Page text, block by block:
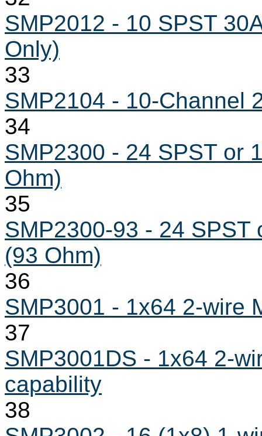
SMP2012 - 10 SPST
Only)
33
SMP2104 - 10-Channel
34
SMP2300 - 24 SPST or
Ohm)
35
SMP2300-93 - 24 SPST
(93 Ohm)
36
SMP3001 - 1x64 2-wire
37
SMP3001DS - 1x64 2-
capability
38